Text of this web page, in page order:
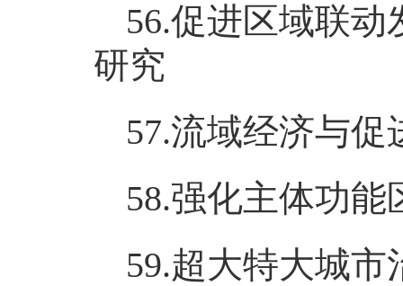
56.促进区域联
研究
57.流域经济与
58.强化主体功
59.超大特大城